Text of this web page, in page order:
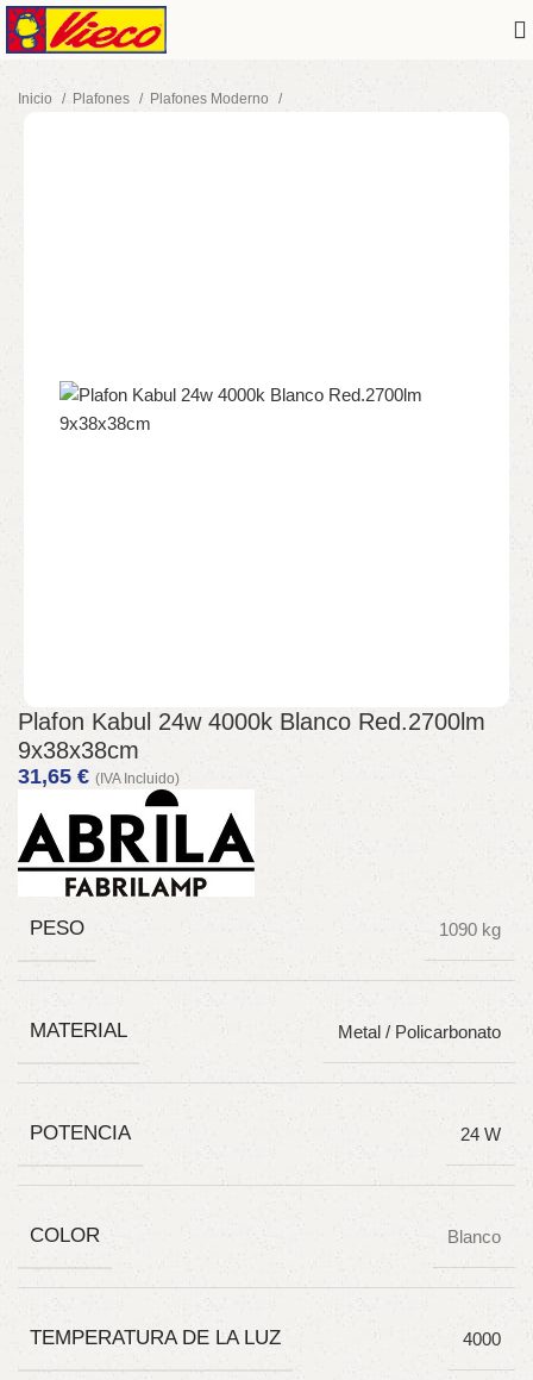
Inicio Plafones Plafones Moderno
Plafon Kabul 24w 4000k Blanco Red.2700lm
9x38x38cm
31,65 € (IVA Incluido)
PESO 1090 kg
MATERIAL Metal / Policarbonato
POTENCIA 24 W
COLOR Blanco
TEMPERATURA DE LA LUZ 4000